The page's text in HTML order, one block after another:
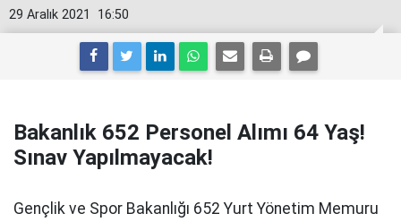
16:50
29 Aralık 2021
Bakanlık 652 Personel Alımı 64 Yaş!
Sınav Yapılmayacak!
Gençlik ve Spor Bakanlığı 652 Yurt Yönetim Memuru